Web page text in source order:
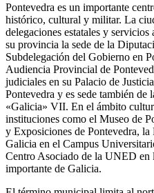
Pontevedra es un importante
histórico, cultural y militar. La
delegaciones estatales y
su provincia la sede de la
Subdelegación del Gobierno en
Audiencia Provincial de
judiciales​ en su Palacio de
Pontevedra y es sede también
«Galicia» VII. En el ámbito
instituciones como el Museo de
y Exposiciones de Pontevedra,​
Galicia​ en el Campus
Centro Asociado de la UNED en
importante de Galicia.​​​